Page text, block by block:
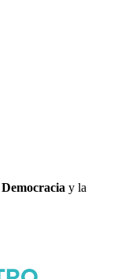
Democracia y la